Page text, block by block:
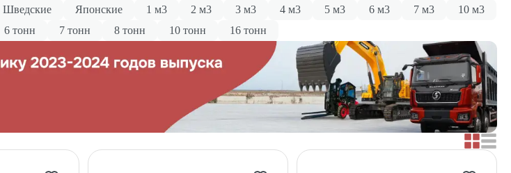
Шведские Японские 1 м3 2 м3 3 м3 4 м3 5 м3 6 м3 7 м3
10 м3
6 тонн 7 тонн 8 тонн 10 тонн 16 тонн